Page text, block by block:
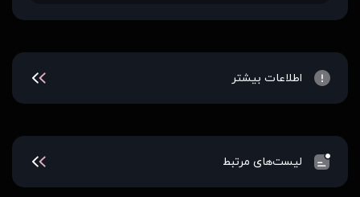
اطلاعات بیشتر
لیست‌های مرتبط